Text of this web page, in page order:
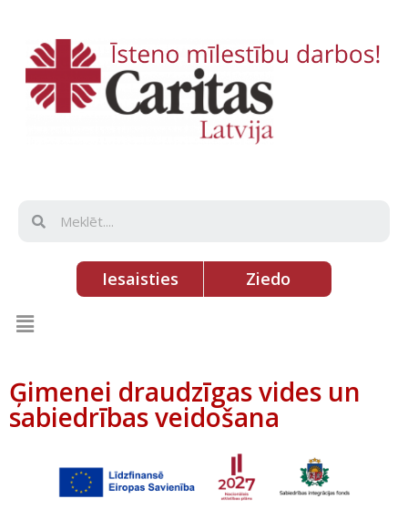
Iesaisties Ziedo
Ģimenei draudzīgas vides un
sabiedrības veidošana